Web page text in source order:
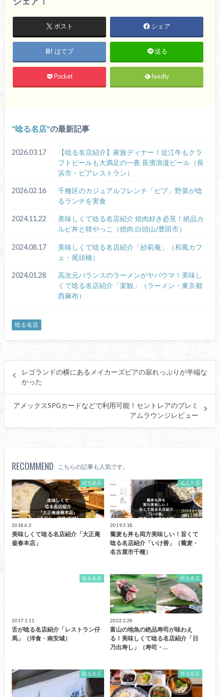
ポスト シェア
はてブ 送る
Pocket feedly
唸る名店 の最新記事
2026.03.17
【唸る名店紹介】家族ディナー！近江牛もクラ
フトビールも大満足の一夜 長濱浪漫ビール（長
浜市・ビアレストラン）
2026.02.16
千種区のカジュアルフレンチ「ビブ」野菜が唸
るランチを実食
2024.11.22
美味しくて唸る名店紹介 焼肉好き必見！絶品カ
ルビ丼と韓やっこ（焼肉 白頭山/豊田市）
2024.08.17
美味しくて唸る名店紹介「紗莉庵」（和風カフ
ェ・尾頭橋）
2024.01.28
高次元バランスのラーメンがヤバウマ！美味し
くて唸る名店紹介「楽観」（ラーメン・東京都
西麻布）
唸る名店
レゴランドの横にあるメイカーズピアの寂れっぷりが半端な
かった
アメックスSPGカードなどで利用可能！セントレアのプレミ
アムラウンジレビュー
RECOMMEND こちらの記事も人気です。
唸る名店
2018.6.3
美味しくて唸る名店紹介「大正庵
釜春本店」
唸る名店
2019.3.18
蕎麦も丼も両方美味しい！旨くて
唸る名店紹介「いけ善」（蕎麦・
名古屋市千種）
唸る名店
2017.1.11
舌が唸る名店紹介「レストラン仔
馬」（洋食・南安城）
唸る名店
2022.3.28
富山の地魚の絶品寿司が味わえ
る！美味しくて唸る名店紹介「日
乃出寿し」（寿司・…
唸る名店 唸る名店